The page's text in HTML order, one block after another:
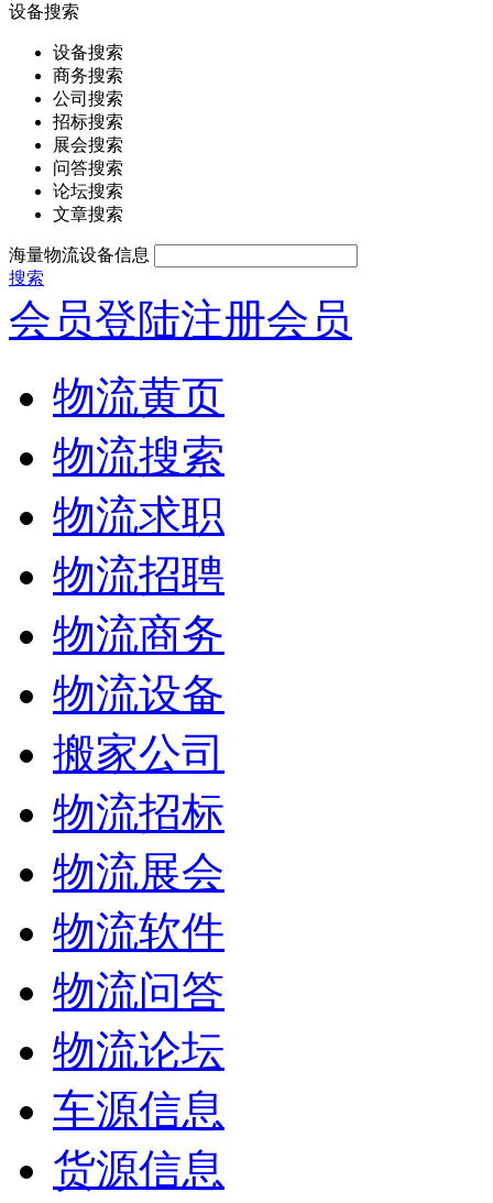
设备搜索
设备搜索
商务搜索
公司搜索
招标搜索
展会搜索
问答搜索
论坛搜索
文章搜索
海量物流设备信息
搜索
会员登陆注册会员
物流黄页
物流搜索
物流求职
物流招聘
物流商务
物流设备
搬家公司
物流招标
物流展会
物流软件
物流问答
物流论坛
车源信息
货源信息